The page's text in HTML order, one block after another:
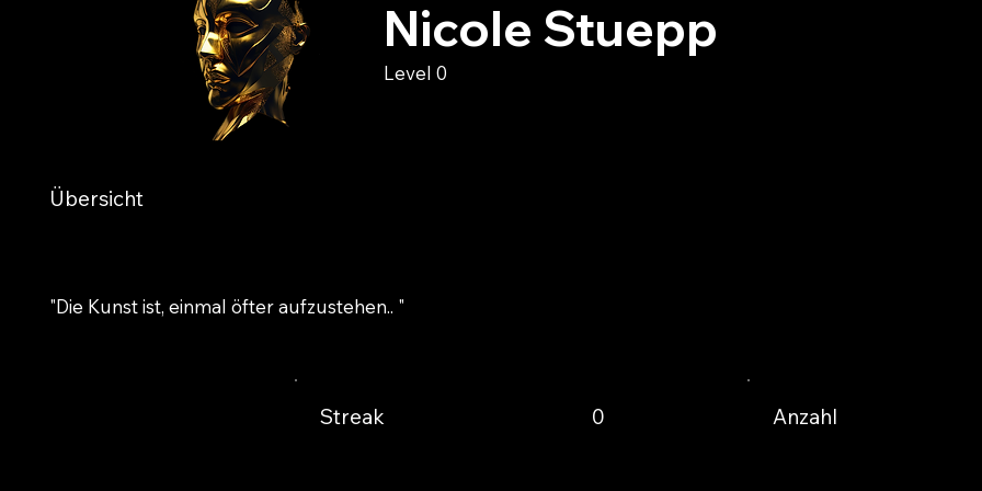
Übersicht
"Die Kunst ist, einmal öfter aufzustehen.. "
Streak 0 Anzahl
Nicole Stuepp
Level 0